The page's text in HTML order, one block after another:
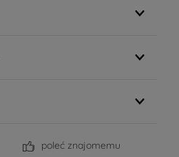
poleć znajomemu